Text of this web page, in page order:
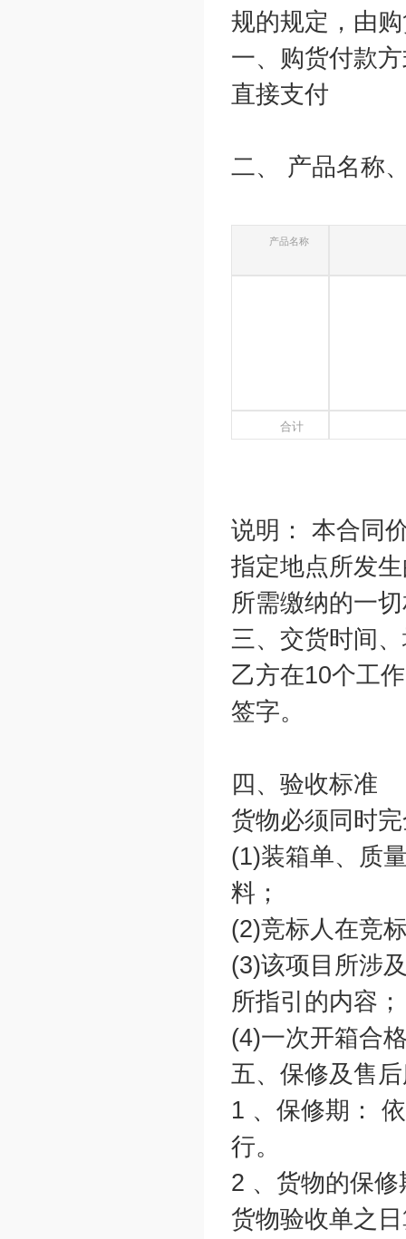
规的规定，由
一、购货付款
直接支付
二、 产品名称
产品名称
合计
说明： 本合同
指定地点所发
所需缴纳的一
三、交货时间
乙方在10个工
签字。
四、验收标准
货物必须同时
(1)装箱单、质
料；
(2)竞标人在竞
(3)该项目所涉
所指引的内容；
(4)一次开箱合
五、保修及售
1 、保修期：
行。
2 、货物的保
货物验收单之